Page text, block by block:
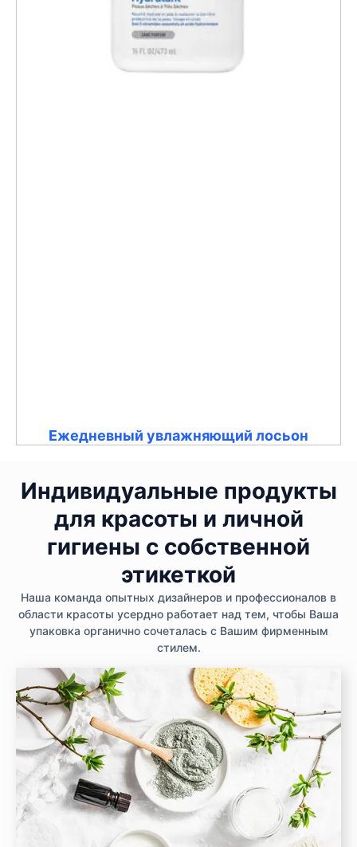
Ежедневный увлажняющий лосьон
Индивидуальные продукты
для красоты и личной
гигиены с собственной
этикеткой
Наша команда опытных дизайнеров и профессионалов в
области красоты усердно работает над тем, чтобы Ваша
упаковка органично сочеталась с Вашим фирменным
стилем.